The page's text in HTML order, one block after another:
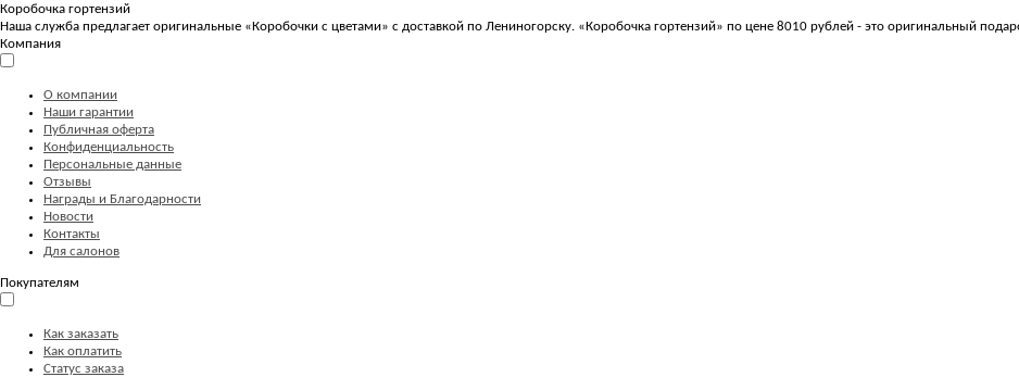
Коробочка гортензий
Наша служба предлагает оригинальные «Коробочки с цветами» с доставкой по Лениногорску. «Коробочка гортензий» по цене 8010 рублей - это оригинальный
Компания
О компании
Наши гарантии
Публичная оферта
Конфиденциальность
Персональные данные
Отзывы
Награды и Благодарности
Новости
Контакты
Для салонов
Покупателям
Как заказать
Как оплатить
Статус заказа